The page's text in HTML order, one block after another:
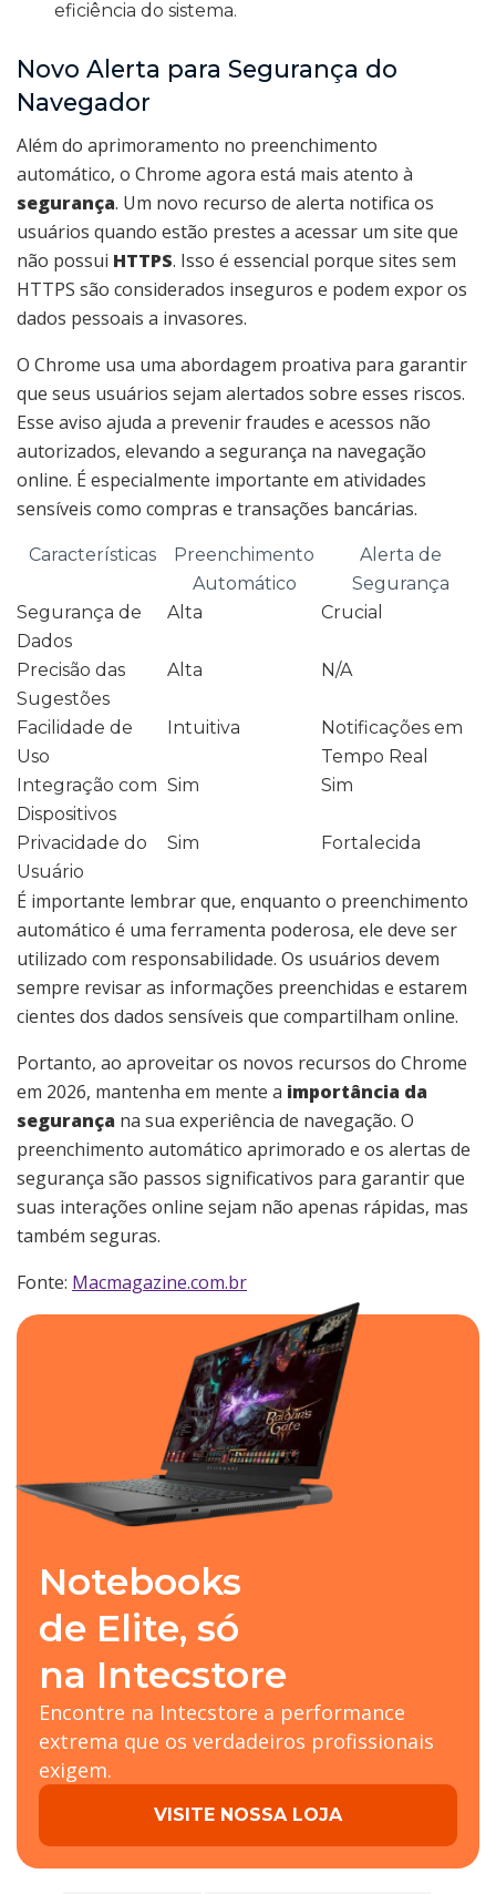
eficiência do sistema.
Novo Alerta para Segurança do
Navegador
Além do aprimoramento no preenchimento
automático, o Chrome agora está mais atento à
segurança. Um novo recurso de alerta notifica os
usuários quando estão prestes a acessar um site que
não possui HTTPS. Isso é essencial porque sites sem
HTTPS são considerados inseguros e podem expor os
dados pessoais a invasores.
O Chrome usa uma abordagem proativa para garantir
que seus usuários sejam alertados sobre esses riscos.
Esse aviso ajuda a prevenir fraudes e acessos não
autorizados, elevando a segurança na navegação
online. É especialmente importante em atividades
sensíveis como compras e transações bancárias.
Características
Preenchimento
Automático
Alerta de
Segurança
Segurança de
Dados
Alta Crucial
Precisão das
Sugestões
Alta N/A
Facilidade de
Uso
Intuitiva
Notificações em
Tempo Real
Integração com
Dispositivos
Sim Sim
Privacidade do
Usuário
Sim Fortalecida
É importante lembrar que, enquanto o preenchimento
automático é uma ferramenta poderosa, ele deve ser
utilizado com responsabilidade. Os usuários devem
sempre revisar as informações preenchidas e estarem
cientes dos dados sensíveis que compartilham online.
Portanto, ao aproveitar os novos recursos do Chrome
em 2026, mantenha em mente a importância da
segurança na sua experiência de navegação. O
preenchimento automático aprimorado e os alertas de
segurança são passos significativos para garantir que
suas interações online sejam não apenas rápidas, mas
também seguras.
Fonte: Macmagazine.com.br
Notebooks
de Elite, só
na Intecstore
Encontre na Intecstore a performance
extrema que os verdadeiros profissionais
exigem.
VISITE NOSSA LOJA